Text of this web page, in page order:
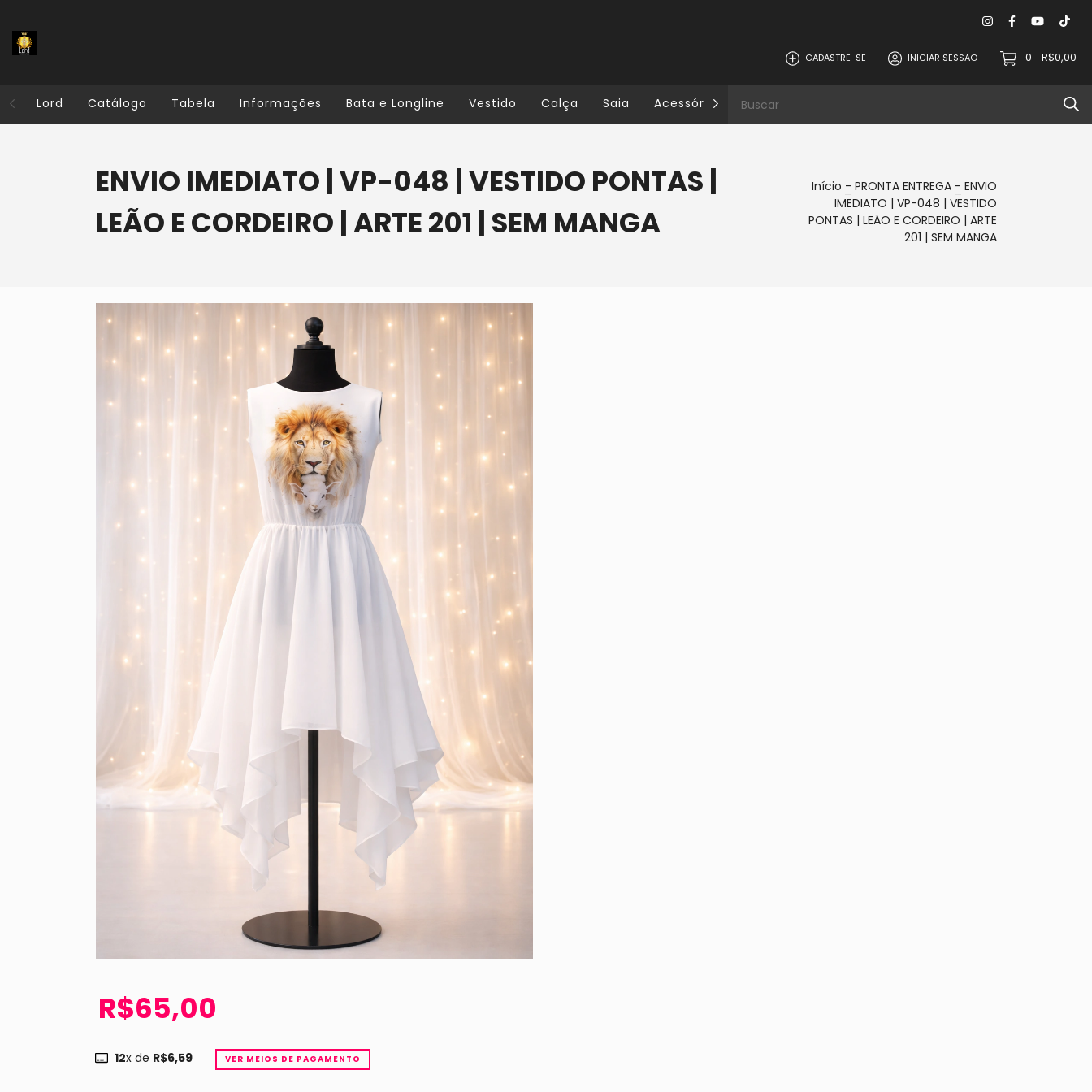
CADASTRE-SE INICIAR SESSÃO 0 - R$0,00
Lord Catálogo Tabela Informações Bata e Longline Vestido Calça Saia Acessórios PROMOÇÕES
ENVIO IMEDIATO | VP-048 | VESTIDO PONTAS |
LEÃO E CORDEIRO | ARTE 201 | SEM MANGA
Início - PRONTA ENTREGA - ENVIO
IMEDIATO | VP-048 | VESTIDO
PONTAS | LEÃO E CORDEIRO | ARTE
201 | SEM MANGA
R$65,00
12x de R$6,59 VER MEIOS DE PAGAMENTO